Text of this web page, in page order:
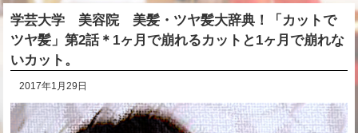
学芸大学 美容院 美髪・ツヤ髪大辞典！「カットで
ツヤ髪」第2話＊1ヶ月で崩れるカットと1ヶ月で崩れな
いカット。
2017年1月29日